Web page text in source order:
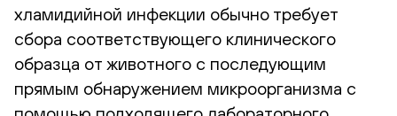
хламидийной инфекции обычно требует
сбора соответствующего клинического
образца от животного с последующим
прямым обнаружением микроорганизма с